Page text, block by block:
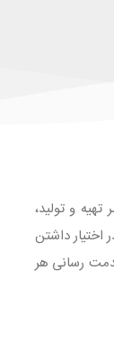
و تولید،
داشتن
خدمت رسانی هر